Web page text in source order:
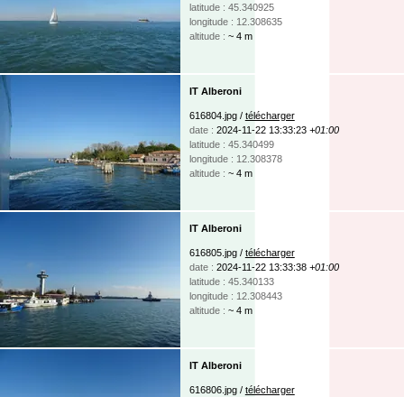
latitude : 45.340925
longitude : 12.308635
altitude : ~ 4 m
IT Alberoni
616804.jpg / télécharger
date : 2024-11-22 13:33:23 +01:00
latitude : 45.340499
longitude : 12.308378
altitude : ~ 4 m
IT Alberoni
616805.jpg / télécharger
date : 2024-11-22 13:33:38 +01:00
latitude : 45.340133
longitude : 12.308443
altitude : ~ 4 m
IT Alberoni
616806.jpg / télécharger